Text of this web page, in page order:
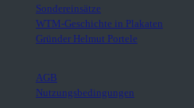
Sondereinsätze
WTM-Geschichte in Plakaten
Gründer Helmut Portele
AGB
Nutzungsbedingungen